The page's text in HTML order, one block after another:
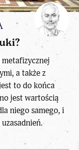
a także z
to do końca
jest wartością
niego samego, i